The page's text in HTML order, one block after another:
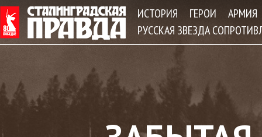
ИСТОРИЯ ГЕРОИ
АРМИЯ
РУССКАЯ ЗВЕЗДА